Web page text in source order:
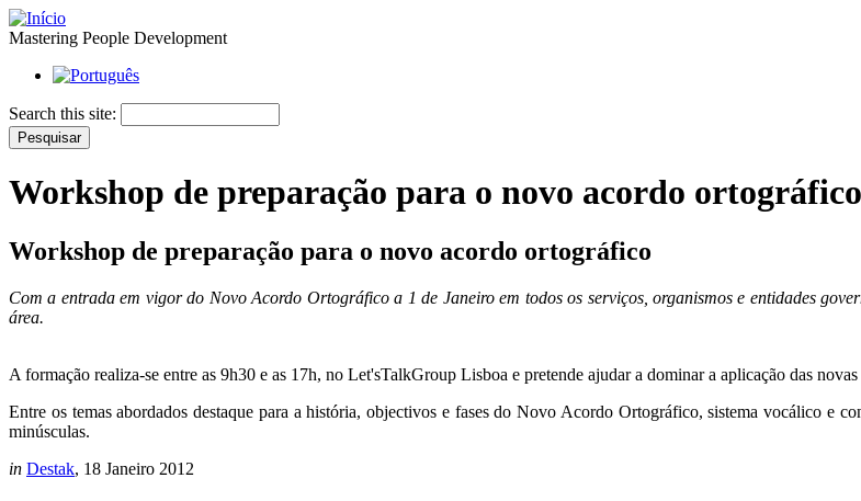
Mastering People Development
Search this site:
Workshop de preparação para o novo acordo ortográfico
Workshop de preparação para o novo acordo ortográfico
Com a entrada em vigor do Novo Acordo Ortográfico a 1 de Janeiro em todos os serviços, organismos e entidades
área.
A formação realiza-se entre as 9h30 e as 17h, no Let'sTalkGroup Lisboa e pretende ajudar a dominar a aplicação das
Entre os temas abordados destaque para a história, objectivos e fases do Novo Acordo Ortográfico, sistema vocálico e
minúsculas.
in Destak, 18 Janeiro 2012